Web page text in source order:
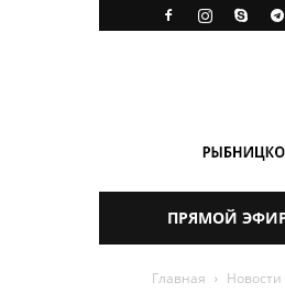
ПРЯМОЙ
Главная Новости